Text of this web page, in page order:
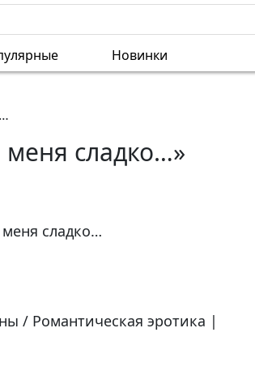
Новинки
сладко…»
сладко…
/ Романтическая эротика |